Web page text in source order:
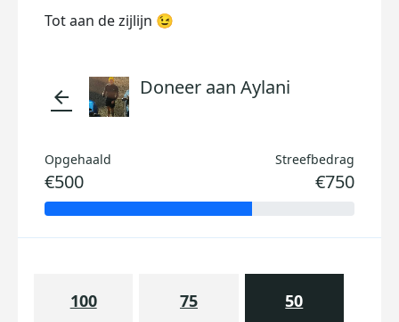
Tot aan de zijlijn 😉
arrow_back Doneer aan Aylani
Opgehaald
€500
Streefbedrag
€750
100 75 50